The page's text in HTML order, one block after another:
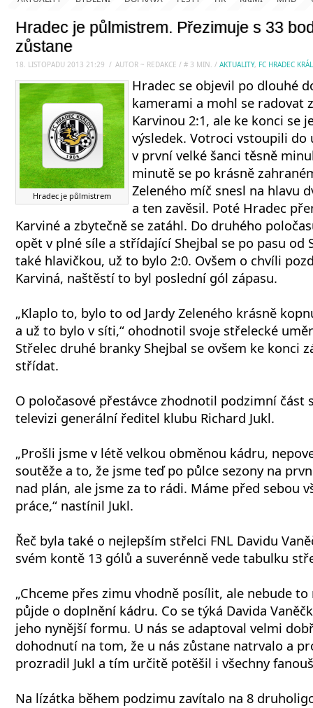
Hradec je půlmistrem. Přezimuje s 33
zůstane
18. LISTOPADU 2013 21:29 / AUTOR ~ REDAKCE / # 3 MIN. / AKTUALITY, FC HRADEC
Hradec je půlmistrem
Hradec se objevil po dlouhé
kamerami a mohl se radovat
Karvinou 2:1, ale ke konci se
výsledek. Votroci vstoupili do
v první velké šanci těsně
minutě se po krásně
Zeleného míč snesl na hlavu
a ten zavěsil. Poté Hradec
Karviné a zbytečně se zatáhl. Do druhého
opět v plné síle a střídající Shejbal se po pasu od
také hlavičkou, už to bylo 2:0. Ovšem o chvíli
Karviná, naštěstí to byl poslední gól zápasu.
„Klaplo to, bylo to od Jardy Zeleného krásně
a už to bylo v síti,“ ohodnotil svoje střelecké
Střelec druhé branky Shejbal se ovšem ke konci
střídat.
O poločasové přestávce zhodnotil podzimní část
televizi generální ředitel klubu Richard Jukl.
„Prošli jsme v létě velkou obměnou kádru,
soutěže a to, že jsme teď po půlce sezony na
nad plán, ale jsme za to rádi. Máme před sebou
práce,“ nastínil Jukl.
Řeč byla také o nejlepším střelci FNL Davidu
svém kontě 13 gólů a suverénně vede tabulku
„Chceme přes zimu vhodně posílit, ale nebude to
půjde o doplnění kádru. Co se týká Davida
jeho nynější formu. U nás se adaptoval velmi
dohodnutí na tom, že u nás zůstane natrvalo a
prozradil Jukl a tím určitě potěšil i všechny
Na lízátka během podzimu zavítalo na 8